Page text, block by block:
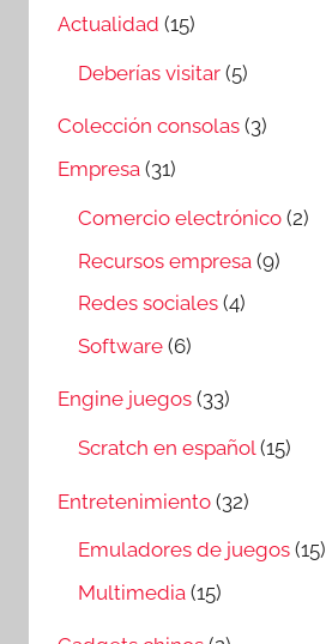
Actualidad (15)
Deberías visitar (5)
Colección consolas (3)
Empresa (31)
Comercio electrónico (2)
Recursos empresa (9)
Redes sociales (4)
Software (6)
Engine juegos (33)
Scratch en español(15)
Entretenimiento (32)
Emuladores de juegos (15)
Multimedia (15)